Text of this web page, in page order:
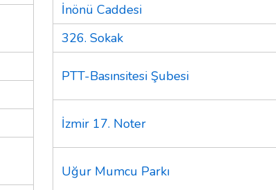
İnönü Caddesi
326. Sokak
PTT-Basınsitesi Şubesi
İzmir 17. Noter
Uğur Mumcu Parkı